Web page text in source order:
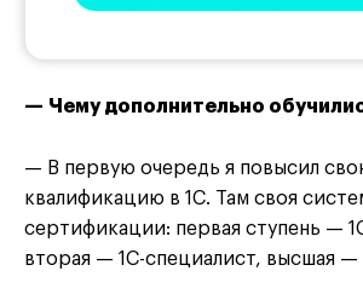
— Чему дополнительно
— В первую очередь я повысил
квалификацию в 1С. Там своя
сертификации: первая ступень —
вторая — 1С-специалист, высшая —